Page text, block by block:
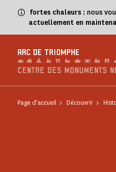
fortes chaleurs : nous
actuellement en
ARC DE TRIOMPHE
Page d'accueil Découvrir